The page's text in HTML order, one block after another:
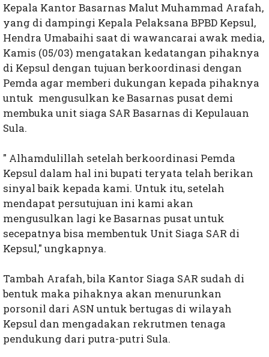
Kepala Kantor Basarnas Malut Muhammad Arafah,
yang di dampingi Kepala Pelaksana BPBD Kepsul,
Hendra Umabaihi saat di wawancarai awak media,
Kamis (05/03) mengatakan kedatangan pihaknya
di Kepsul dengan tujuan berkoordinasi dengan
Pemda agar memberi dukungan kepada pihaknya
untuk mengusulkan ke Basarnas pusat demi
membuka unit siaga SAR Basarnas di Kepulauan
Sula.
" Alhamdulillah setelah berkoordinasi Pemda
Kepsul dalam hal ini bupati teryata telah berikan
sinyal baik kepada kami. Untuk itu, setelah
mendapat persutujuan ini kami akan
mengusulkan lagi ke Basarnas pusat untuk
secepatnya bisa membentuk Unit Siaga SAR di
Kepsul," ungkapnya.
Tambah Arafah, bila Kantor Siaga SAR sudah di
bentuk maka pihaknya akan menurunkan
porsonil dari ASN untuk bertugas di wilayah
Kepsul dan mengadakan rekrutmen tenaga
pendukung dari putra-putri Sula.